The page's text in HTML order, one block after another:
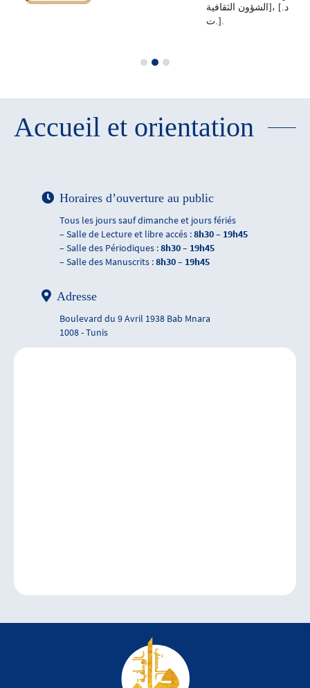
الشؤون الثقافية]، [د.
ت.].
Accueil et orientation
Horaires d’ouverture au public
Tous les jours sauf dimanche et jours fériés
– Salle de Lecture et libre accés :8h30 – 19h45
– Salle des Périodiques :8h30 – 19h45
– Salle des Manuscrits :8h30 – 19h45
Adresse
Boulevard du 9 Avril 1938 Bab Mnara
1008 - Tunis